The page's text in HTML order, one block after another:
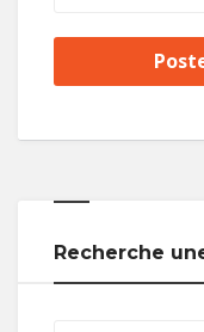
Recherche